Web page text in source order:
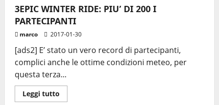
RINNOVANO
FINO
AL
2018
CON
IL
TEAM
BIANCHI
COUNTERVAIL
3EPIC WINTER RIDE: PIU’ DI 200 I
PARTECIPANTI
marco 2017-01-30
[ads2] E’ stato un vero record di partecipanti,
complici anche le ottime condizioni meteo, per
questa terza...
Leggi tutto
di